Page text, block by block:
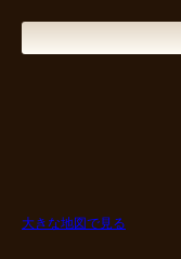
大きな地図で見る